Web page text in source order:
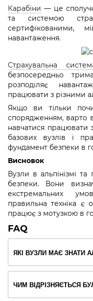
Карабіни — це
та системою
сертифікованими,
навантаження.
Страхувальна
безпосередньо
розподіляє
працювати з різними
Якщо ви тільки
спорядженням, варто
навчатися працювати
базових вузлів і
фундамент безпеки в
Висновок
Вузли в альпінізмі
безпеки. Вони
екстремальних
правильна техніка є
працює з мотузкою в
FAQ
ЯКІ ВУЗЛИ МАЄ ЗНАТИ
ЧИМ ВІДРІЗНЯЄТЬСЯ